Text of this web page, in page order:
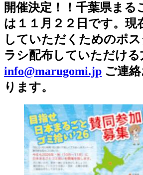
開催決定！！千葉県まる
は１１月２２日です。現
していただくためのポ
ラシ配布していただける
info@marugomi.jp ご連
ります。